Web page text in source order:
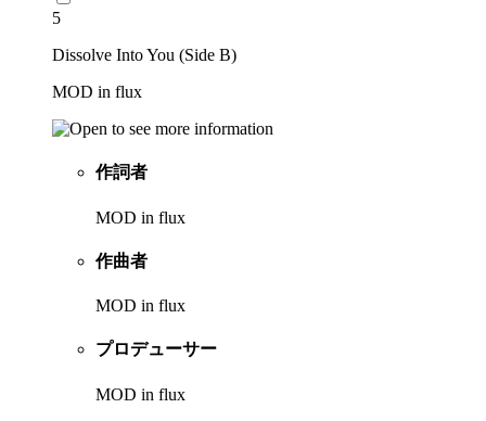
5
Dissolve Into You (Side B)
MOD in flux
作詞者
MOD in flux
作曲者
MOD in flux
プロデューサー
MOD in flux